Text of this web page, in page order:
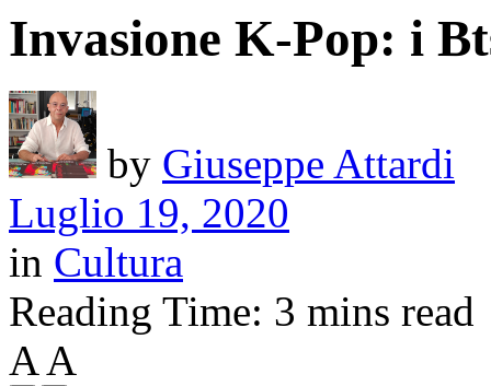
Invasione K-Pop: i
by Giuseppe Attardi
Luglio 19, 2020
in Cultura
Reading Time: 3 mins read
A A